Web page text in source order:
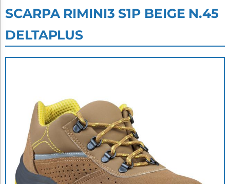
SCARPA RIMINI3 S1P BEIGE N.45
DELTAPLUS